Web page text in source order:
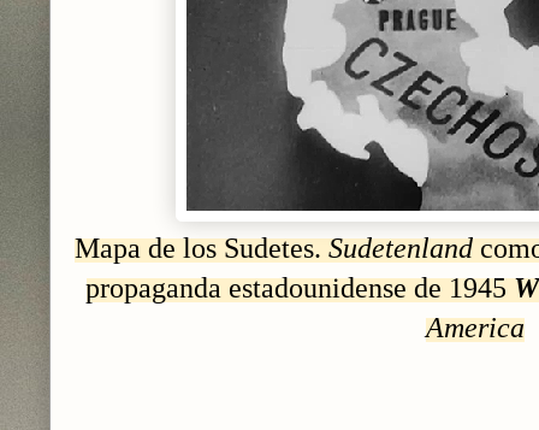
Mapa de los Sudetes.Sudetenland
propaganda estadounidense de 1945
America